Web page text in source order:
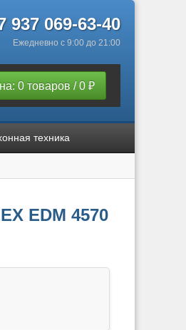
937 069-63-40
Ежедневно с 9:00 до 21:00
0 товаров / 0 ₽
техника
EDM 4570